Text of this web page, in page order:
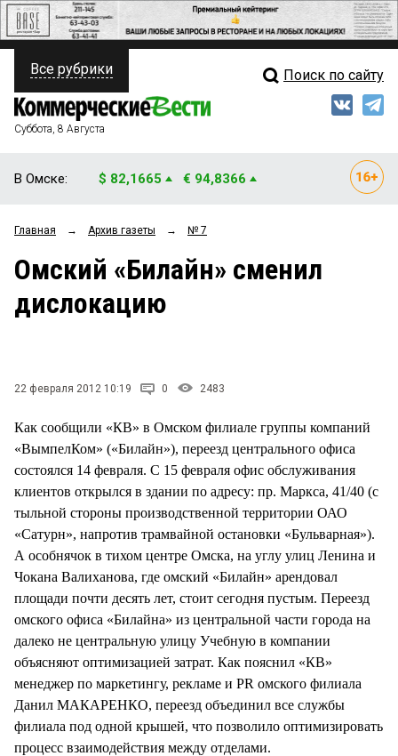
ПОЛИТИКА
ФИНАНСЫ
ОБЩЕСТВО
ЗАКОН
НОВОСТИ КОМПАНИЙ
СТИЛЬ ЖИЗНИ
Свежий выпуск
Рейтинги
Все рубрики Поиск по сайту
Суббота, 8 Августа
В Омске: $ 82,1665 € 94,8366
Главная → Архив газеты → № 7
Омский «Билайн» сменил
дислокацию
22 февраля 2012 10:19 0 2483
Как сообщили «КВ» в Омском филиале группы компаний
«ВымпелКом» («Билайн»), переезд центрального офиса
состоялся 14 февраля. С 15 февраля офис обслуживания
клиентов открылся в здании по адресу: пр. Маркса, 41/40 (с
тыльной стороны производственной территории ОАО
«Сатурн», напротив трамвайной остановки «Бульварная»).
А особнячок в тихом центре Омска, на углу улиц Ленина и
Чокана Валиханова, где омский «Билайн» арендовал
площади почти десять лет, стоит сегодня пустым. Переезд
омского офиса «Билайна» из центральной части города на
далеко не центральную улицу Учебную в компании
объясняют оптимизацией затрат. Как пояснил «КВ»
менеджер по маркетингу, рекламе и PR омского филиала
Данил МАКАРЕНКО, переезд объединил все службы
филиала под одной крышей, что позволило оптимизировать
процесс взаимодействия между отделами.